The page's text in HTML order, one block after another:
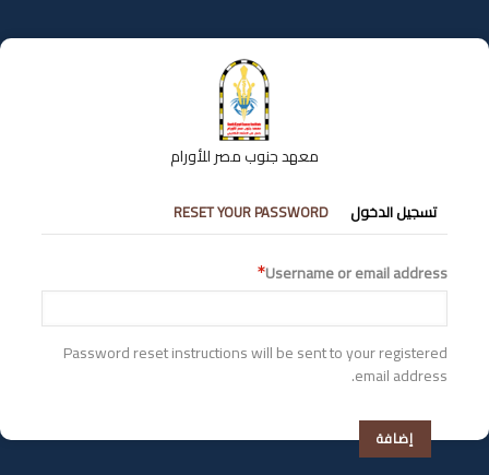
إلى
المحتوى
معهد جنوب مصر للأورام
التبويبات
الأساسية
تسجيل الدخول RESET YOUR PASSWORD
Username or email address
Password reset instructions will be sent to your registered
email address.